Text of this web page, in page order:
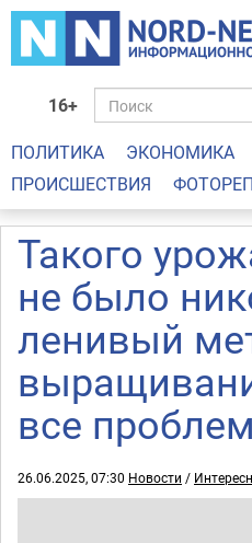
16+
ПОЛИТИКА ЭКОНОМИКА
ПРОИСШЕСТВИЯ
Такого
не было
ленивый
все
26.06.2025, 07:30 Новости /